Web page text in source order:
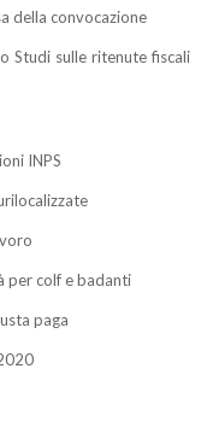
della convocazione
Studi sulle ritenute fiscali
INPS
per colf e badanti
paga